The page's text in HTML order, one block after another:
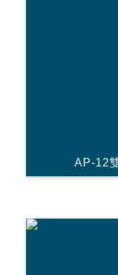
AP-12